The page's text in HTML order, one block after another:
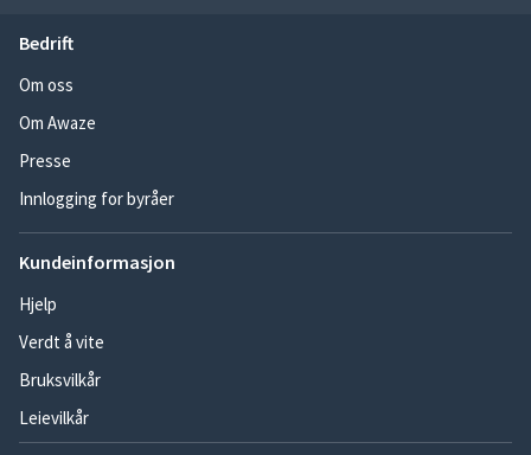
Bedrift
Om oss
Om Awaze
Presse
Innlogging for byråer
Kundeinformasjon
Hjelp
Verdt å vite
Bruksvilkår
Leievilkår